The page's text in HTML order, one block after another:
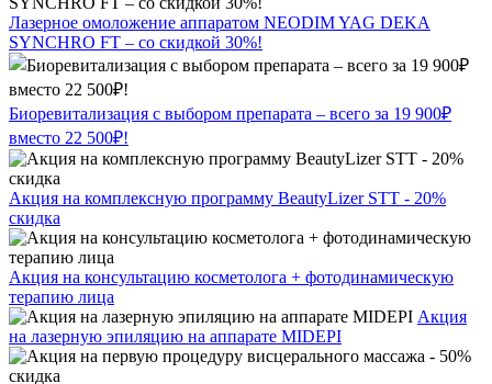
Лазерное омоложение аппаратом NEODIM YAG DEKA
SYNCHRO FT – со скидкой 30%!
Биоревитализация с выбором препарата – всего за 19 900₽
вместо 22 500₽!
Акция на комплексную программу BeautyLizer STT - 20%
скидка
Акция на консультацию косметолога + фотодинамическую
терапию лица
Акция
на лазерную эпиляцию на аппарате MIDEPI